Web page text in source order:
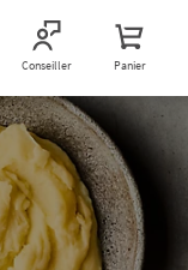
Conseiller Panier